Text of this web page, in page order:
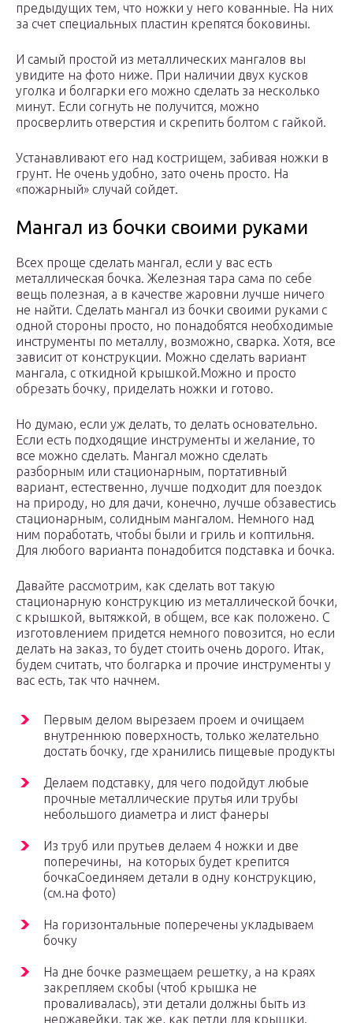
предыдущих тем, что ножки у него кованные. На них
за счет специальных пластин крепятся боковины.
И самый простой из металлических мангалов вы
увидите на фото ниже. При наличии двух кусков
уголка и болгарки его можно сделать за несколько
минут. Если согнуть не получится, можно
просверлить отверстия и скрепить болтом с гайкой.
Устанавливают его над кострищем, забивая ножки в
грунт. Не очень удобно, зато очень просто. На
«пожарный» случай сойдет.
Мангал из бочки своими руками
Всех проще сделать мангал, если у вас есть
металлическая бочка. Железная тара сама по себе
вещь полезная, а в качестве жаровни лучше ничего
не найти. Сделать мангал из бочки своими руками с
одной стороны просто, но понадобятся необходимые
инструменты по металлу, возможно, сварка. Хотя, все
зависит от конструкции. Можно сделать вариант
мангала, с откидной крышкой.Можно и просто
обрезать бочку, приделать ножки и готово.
Но думаю, если уж делать, то делать основательно.
Если есть подходящие инструменты и желание, то
все можно сделать. Мангал можно сделать
разборным или стационарным, портативный
вариант, естественно, лучше подходит для поездок
на природу, но для дачи, конечно, лучше обзавестись
стационарным, солидным мангалом. Немного над
ним поработать, чтобы были и гриль и коптильня.
Для любого варианта понадобится подставка и бочка.
Давайте рассмотрим, как сделать вот такую
стационарную конструкцию из металлической бочки,
с крышкой, вытяжкой, в общем, все как положено. С
изготовлением придется немного повозится, но если
делать на заказ, то будет стоить очень дорого. Итак,
будем считать, что болгарка и прочие инструменты у
вас есть, так что начнем.
Первым делом вырезаем проем и очищаем
внутреннюю поверхность, только желательно
достать бочку, где хранились пищевые продукты
Делаем подставку, для чего подойдут любые
прочные металлические прутья или трубы
небольшого диаметра и лист фанеры
Из труб или прутьев делаем 4 ножки и две
поперечины, на которых будет крепится
бочкаСоединяем детали в одну конструкцию,
(см.на фото)
На горизонтальные поперечены укладываем
бочку
На дне бочке размещаем решетку, а на краях
закрепляем скобы (чтоб крышка не
проваливалась), эти детали должны быть из
нержавейки, так же, как петли для крышки.